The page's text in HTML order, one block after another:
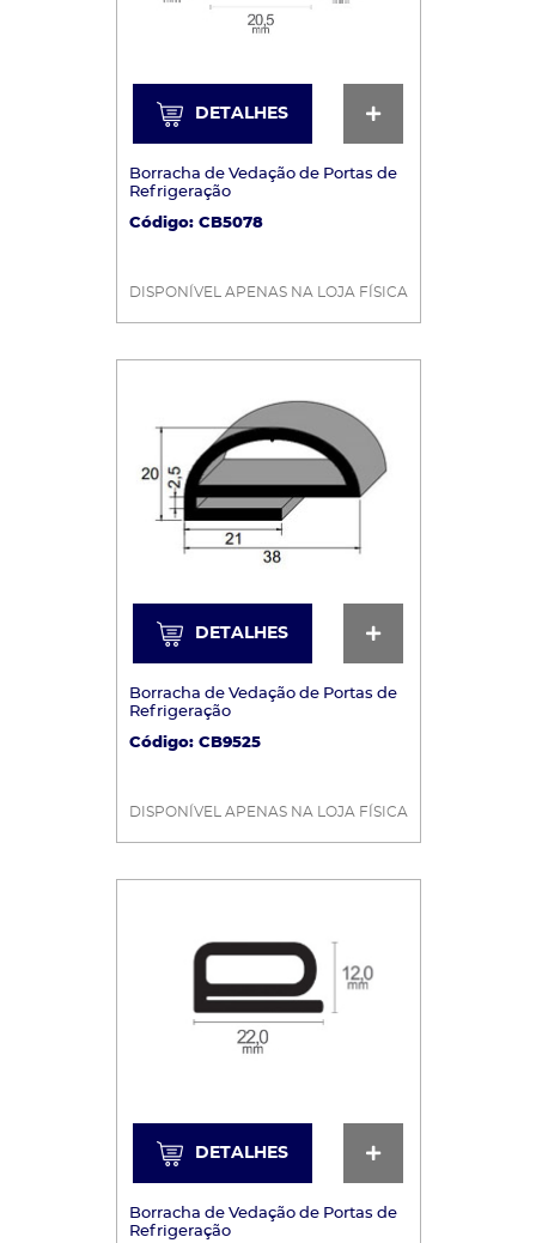
DETALHES
DETALHES
Borracha de Vedação de Portas de
Refrigeração
Código: CB5078
DISPONÍVEL APENAS NA LOJA FÍSICA
DETALHES
DETALHES
Borracha de Vedação de Portas de
Refrigeração
Código: CB9525
DISPONÍVEL APENAS NA LOJA FÍSICA
DETALHES
DETALHES
Borracha de Vedação de Portas de
Refrigeração